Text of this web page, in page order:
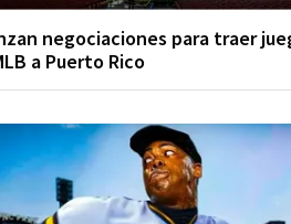
negociaciones para traer
a Puerto Rico